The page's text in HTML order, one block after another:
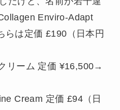
Enviro-Adapt
らは定価 £190（日本円
リーム 定価 ¥16,500→
Cream 定価 £94（日